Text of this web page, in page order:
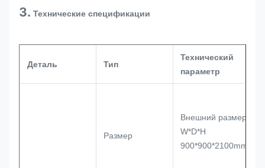
3. Технические спецификации
Деталь Тип
Технический
параметр
Размер
Внешний размер:
W*D*H
900*900*2100mm